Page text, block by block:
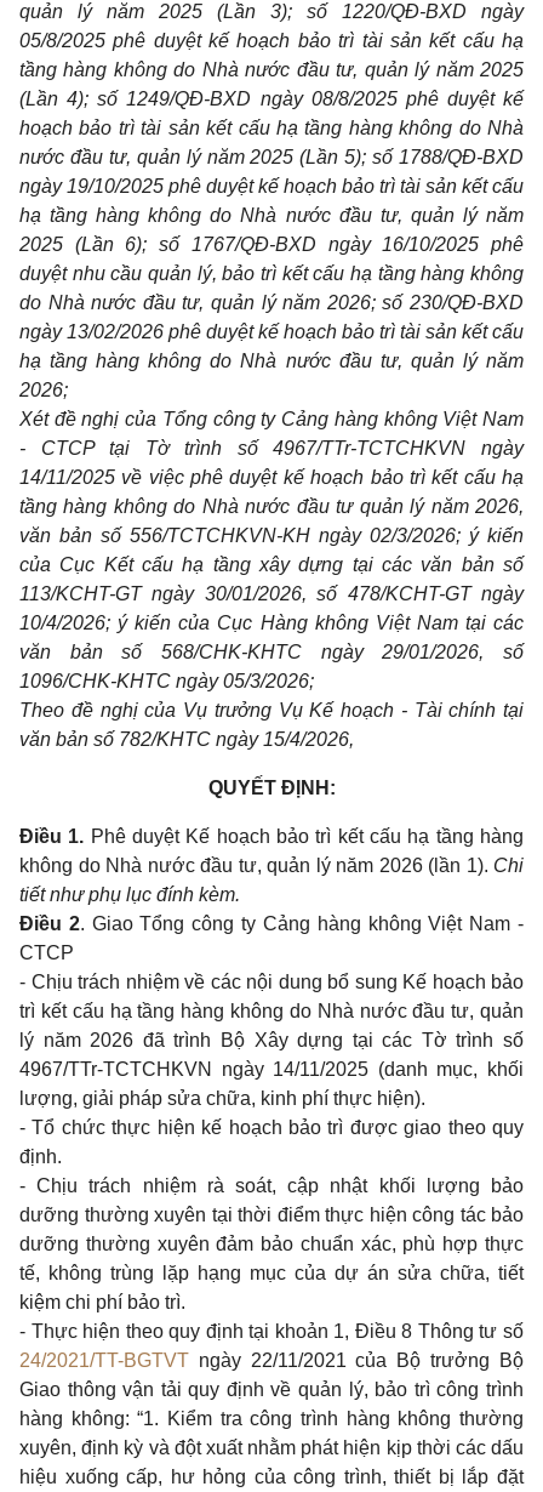
quản lý năm 2025 (Lần 3); số 1220/QĐ-BXD ngày
05/8/2025 phê duyệt kế hoạch bảo trì tài sản kết cấu hạ
tầng hàng không do Nhà nước đầu tư, quản lý năm 2025
(Lần 4); số 1249/QĐ-BXD ngày 08/8/2025 phê duyệt kế
hoạch bảo trì tài sản kết cấu hạ tầng hàng không do Nhà
nước đầu tư, quản lý năm 2025 (Lần 5); số 1788/QĐ-BXD
ngày 19/10/2025 phê duyệt kế hoạch bảo trì tài sản kết cấu
hạ tầng hàng không do Nhà nước đầu tư, quản lý năm
2025 (Lần 6); số 1767/QĐ-BXD ngày 16/10/2025 phê
duyệt nhu cầu quản lý, bảo trì kết cấu hạ tầng hàng không
do Nhà nước đầu tư, quản lý năm 2026; số 230/QĐ-BXD
ngày 13/02/2026 phê duyệt kế hoạch bảo trì tài sản kết cấu
hạ tầng hàng không do Nhà nước đầu tư, quản lý năm
2026;
Xét đề nghị của Tổng công ty Cảng hàng không Việt Nam
- CTCP tại Tờ trình số 4967/TTr-TCTCHKVN ngày
14/11/2025 về việc phê duyệt kế hoạch bảo trì kết cấu hạ
tầng hàng không do Nhà nước đầu tư quản lý năm 2026,
văn bản số 556/TCTCHKVN-KH ngày 02/3/2026; ý kiến
của Cục Kết cấu hạ tầng xây dựng tại các văn bản số
113/KCHT-GT ngày 30/01/2026, số 478/KCHT-GT ngày
10/4/2026; ý kiến của Cục Hàng không Việt Nam tại các
văn bản số 568/CHK-KHTC ngày 29/01/2026, số
1096/CHK-KHTC ngày 05/3/2026;
Theo đề nghị của Vụ trưởng Vụ Kế hoạch - Tài chính tại
văn bản số 782/KHTC ngày 15/4/2026,
QUYẾT ĐỊNH:
Điều 1. Phê duyệt Kế hoạch bảo trì kết cấu hạ tầng hàng
không do Nhà nước đầu tư, quản lý năm 2026 (lần 1). Chi
tiết như phụ lục đính kèm.
Điều 2. Giao Tổng công ty Cảng hàng không Việt Nam -
CTCP
- Chịu trách nhiệm về các nội dung bổ sung Kế hoạch bảo
trì kết cấu hạ tầng hàng không do Nhà nước đầu tư, quản
lý năm 2026 đã trình Bộ Xây dựng tại các Tờ trình số
4967/TTr-TCTCHKVN ngày 14/11/2025 (danh mục, khối
lượng, giải pháp sửa chữa, kinh phí thực hiện).
- Tổ chức thực hiện kế hoạch bảo trì được giao theo quy
định.
- Chịu trách nhiệm rà soát, cập nhật khối lượng bảo
dưỡng thường xuyên tại thời điểm thực hiện công tác bảo
dưỡng thường xuyên đảm bảo chuẩn xác, phù hợp thực
tế, không trùng lặp hạng mục của dự án sửa chữa, tiết
kiệm chi phí bảo trì.
- Thực hiện theo quy định tại khoản 1, Điều 8 Thông tư số
24/2021/TT-BGTVT ngày 22/11/2021 của Bộ trưởng Bộ
Giao thông vận tải quy định về quản lý, bảo trì công trình
hàng không: “1. Kiểm tra công trình hàng không thường
xuyên, định kỳ và đột xuất nhằm phát hiện kịp thời các dấu
hiệu xuống cấp, hư hỏng của công trình, thiết bị lắp đặt